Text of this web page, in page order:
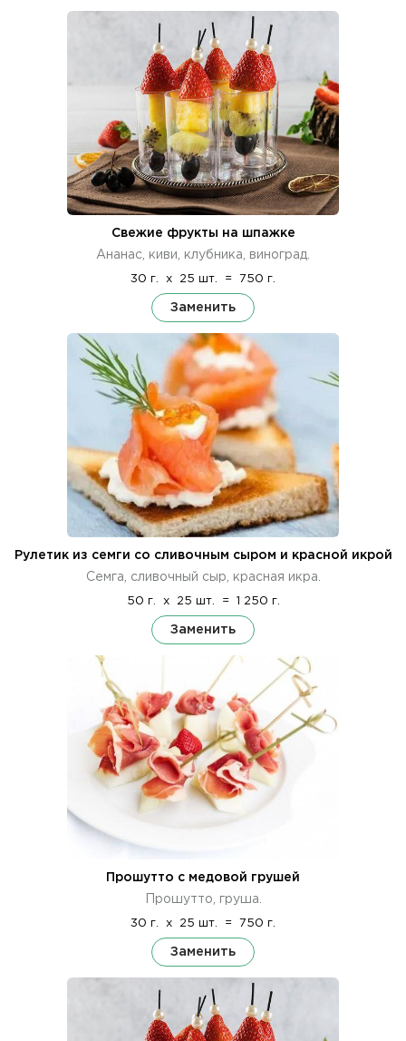
Свежие фрукты на шпажке
Ананас, киви, клубника, виноград.
30 г. x 25 шт. = 750 г.
Заменить
Рулетик из семги со сливочным сыром и красной икрой
Семга, сливочный сыр, красная икра.
50 г. x 25 шт. = 1 250 г.
Заменить
Прошутто с медовой грушей
Прошутто, груша.
30 г. x 25 шт. = 750 г.
Заменить